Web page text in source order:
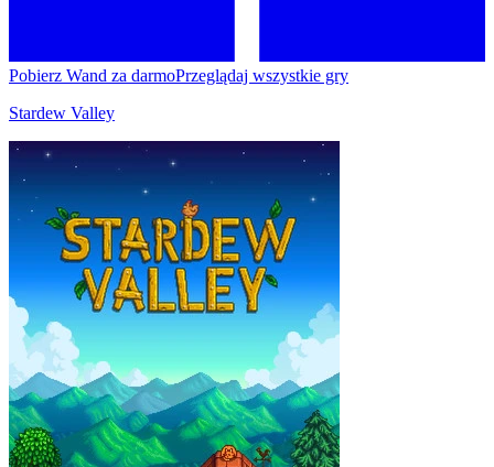
Pobierz Wand za darmoPrzeglądaj wszystkie gry
Stardew Valley